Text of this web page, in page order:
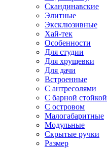
Скандинавские
Элитные
Эксклюзивные
Хай-тек
Особенности
Для студии
Для хрущевки
Для дачи
Встроенные
С антресолями
С барной стойкой
С островом
Малогабаритные
Модульные
Скрытые ручки
Размер